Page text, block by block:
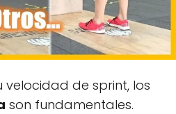
velocidad de sprint, los
son fundamentales.